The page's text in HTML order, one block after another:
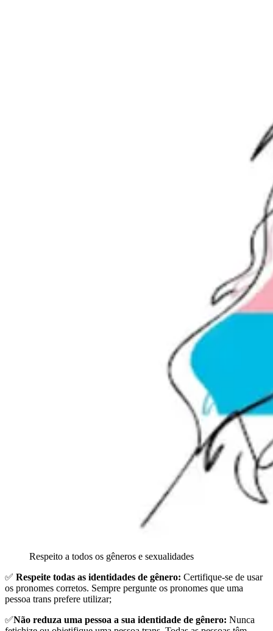
Respeito a todos os gêneros e sexualidades
✅ Respeite todas as identidades de gênero: Certifique-se de usar
os pronomes corretos. Sempre pergunte os pronomes que uma
pessoa trans prefere utilizar;
✅Não reduza uma pessoa a sua identidade de gênero: Nunca